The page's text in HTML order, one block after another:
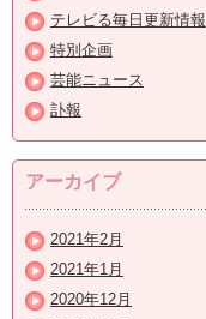
テレビる毎日更新情報
特別企画
芸能ニュース
訃報
アーカイブ
2021年2月
2021年1月
2020年12月